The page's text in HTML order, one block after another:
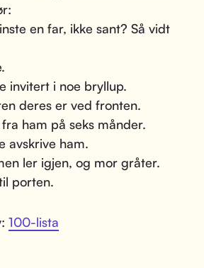
en far, ikke sant? Så vidt
invitert i noe bryllup.
deres er ved fronten.
ham på seks månder.
avskrive ham.
ler igjen, og mor gråter.
porten.
100-lista